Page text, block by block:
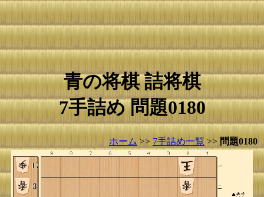
青の将棋 詰将棋
7手詰め 問題0180
ホーム >> 7手詰め一覧 >> 問題0180